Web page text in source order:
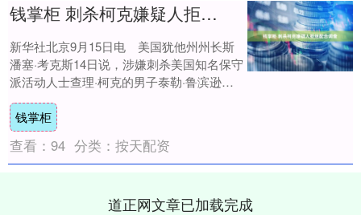
钱掌柜 刺杀柯克嫌疑人拒绝配合调查
新华社北京9月15日电 美国犹他州州长斯
潘塞·考克斯14日说，涉嫌刺杀美国知名保守
派活动人士查理·柯克的男子泰勒·鲁滨逊拒
绝配合执法部门调查钱掌柜，调查人员正
通....
钱掌柜
查看： 94 分类： 按天配资
道正网文章已加载完成